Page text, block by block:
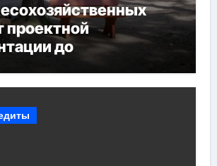
проектной
до
и обустройства